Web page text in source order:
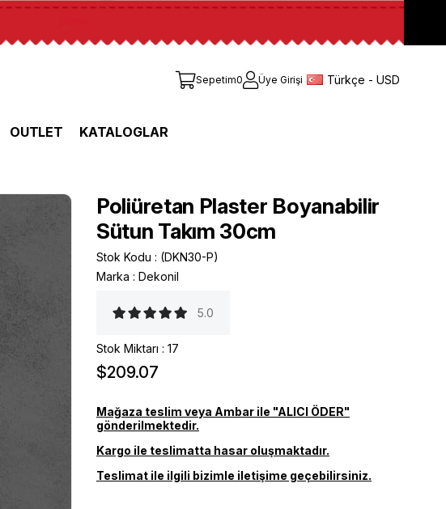
Sepetim0 Üye Girişi Türkçe - USD
OUTLET KATALOGLAR
Poliüretan Plaster Boyanabilir
Sütun Takım 30cm
Stok Kodu
(DKN30-P)
Marka : Dekonil
5.0
Stok Miktarı : 17
$209.07
Mağaza teslim veya Ambar ile "ALICI ÖDER"
gönderilmektedir.
Kargo ile teslimatta hasar oluşmaktadır.
Teslimat ile ilgili bizimle iletişime geçebilirsiniz.